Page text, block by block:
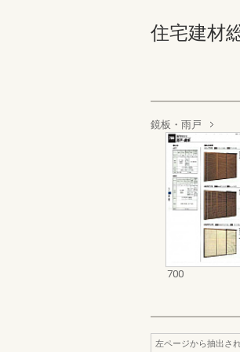
住宅建材
鏡板・雨戸
700
左ページから抽出さ